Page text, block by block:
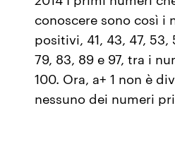
conoscere sono così i
positivi, 41, 43, 47, 53,
79, 83, 89 e 97, tra i
100. Ora, a+ 1 non è
nessuno dei numeri